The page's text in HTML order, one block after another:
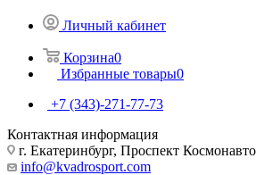
Личный кабинет
Корзина0
Избранные товары0
+7 (343)-271-77-73
Контактная информация
г. Екатеринбург, Проспект
info@kvadrosport.com